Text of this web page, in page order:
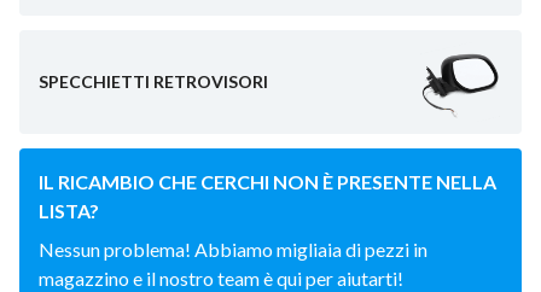
SPECCHIETTI RETROVISORI
IL RICAMBIO CHE CERCHI NON È PRESENTE NELLA
LISTA?
Nessun problema! Abbiamo migliaia di pezzi in
magazzino e il nostro team è qui per aiutarti!